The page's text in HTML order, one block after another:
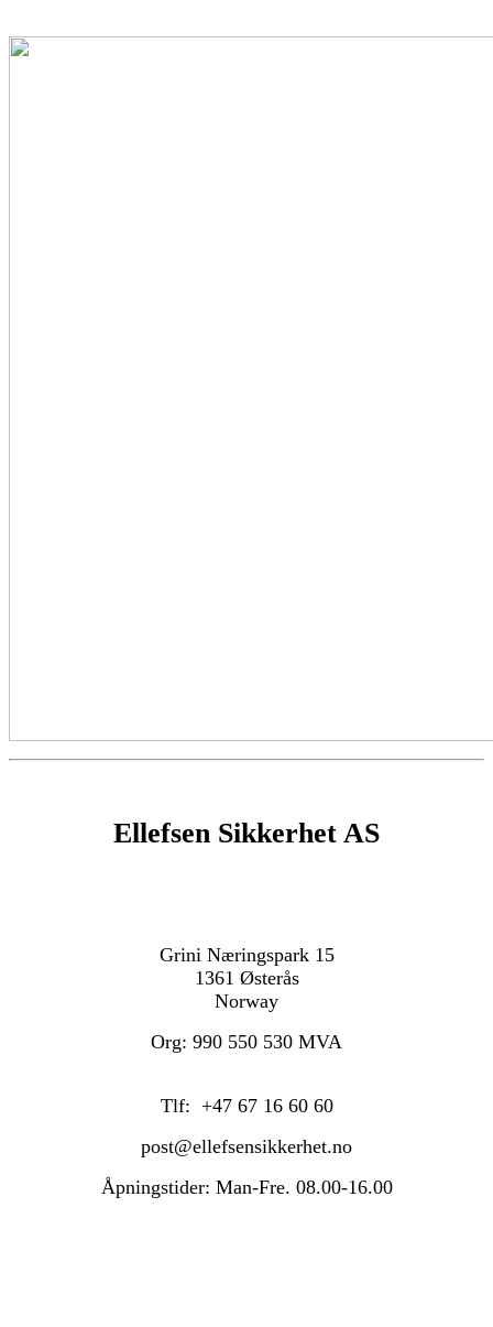
Ellefsen Sikkerhet AS
Grini Næringspark 15
1361 Østerås
Norway
Org: 990 550 530 MVA
Tlf: +47 67 16 60 60
post@ellefsensikkerhet.no
Åpningstider: Man-Fre. 08.00-16.00